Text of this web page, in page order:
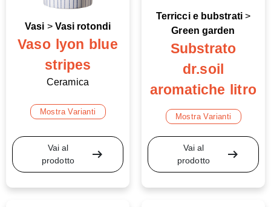
Vasi > Vasi rotondi
Vaso lyon blue
stripes
Ceramica
Mostra Varianti
Vai al
prodotto
arrow_right_alt
Terricci e bubstrati>
Green garden
Substrato
dr.soil
aromatiche litro
Mostra Varianti
Vai al
prodotto
arrow_right_alt